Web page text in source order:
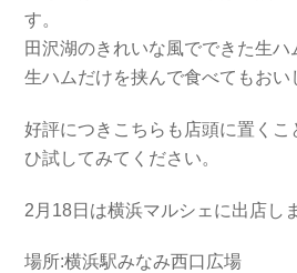
す。
田沢湖のきれいな風でできた生ハ
生ハムだけを挟んで食べてもおい
好評につきこちらも店頭に置く
ひ試してみてください。
2月18日は横浜マルシェに出店し
場所:横浜駅みなみ西口広場